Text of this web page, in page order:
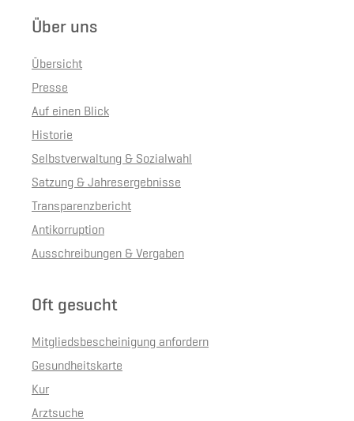
Über uns
Übersicht
Presse
Auf einen Blick
Historie
Selbstverwaltung & Sozialwahl
Satzung & Jahresergebnisse
Transparenzbericht
Antikorruption
Ausschreibungen & Vergaben
Oft gesucht
Mitgliedsbescheinigung anfordern
Gesundheitskarte
Kur
Arztsuche